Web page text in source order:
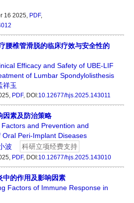
16 2025, PDF,
腰椎管滑脱的临床疗效与安全性的
Efficacy and Safety of UBE-LIF
of Lumbar Spondylolisthesis
祥玉
PDF, DOI:10.12677/hjs.2025.143011
因素及防治策略
and Prevention and
Peri-Implant Diseases
波 科研立项经费支持
PDF, DOI:10.12677/hjs.2025.143010
中的作用及影响因素
Factors of Immune Response in